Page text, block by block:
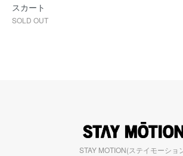
スカート
SOLD OUT
STAY MOTION(ステイモーショ